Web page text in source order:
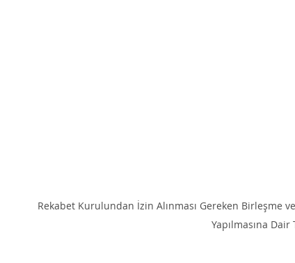
Rekabet Kurulundan İzin Alınması Gereken Birleşme
Yapılmasına Dair